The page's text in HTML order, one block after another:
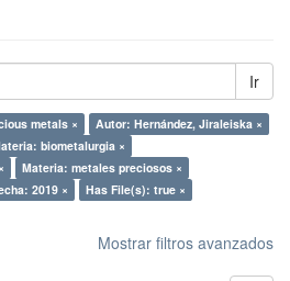
Ir
metals ×
Autor: Hernández, Jiraleiska ×
biometalurgia ×
Materia: metales preciosos ×
2019 ×
Has File(s): true ×
Mostrar filtros avanzados